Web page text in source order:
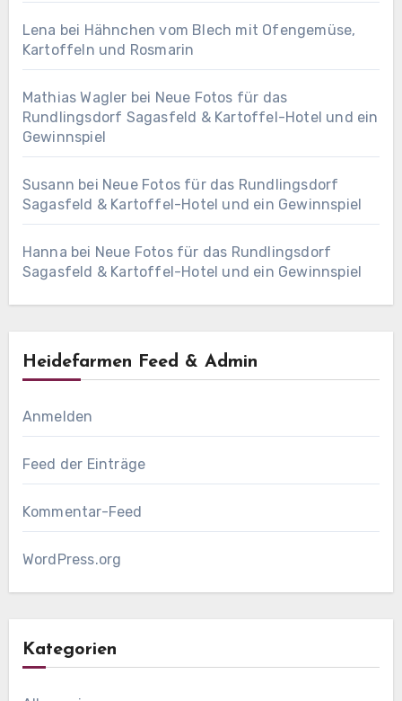
Lena bei Hähnchen vom Blech mit Ofengemüse,
Kartoffeln und Rosmarin
Mathias Wagler bei Neue Fotos für das
Rundlingsdorf Sagasfeld & Kartoffel-Hotel und ein
Gewinnspiel
Susann bei Neue Fotos für das Rundlingsdorf
Sagasfeld & Kartoffel-Hotel und ein Gewinnspiel
Hanna bei Neue Fotos für das Rundlingsdorf
Sagasfeld & Kartoffel-Hotel und ein Gewinnspiel
Heidefarmen Feed & Admin
Anmelden
Feed der Einträge
Kommentar-Feed
WordPress.org
Kategorien